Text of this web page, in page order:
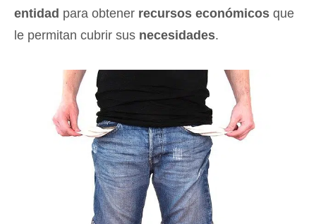
entidad para obtener recursos económicos que
le permitan cubrir sus necesidades.